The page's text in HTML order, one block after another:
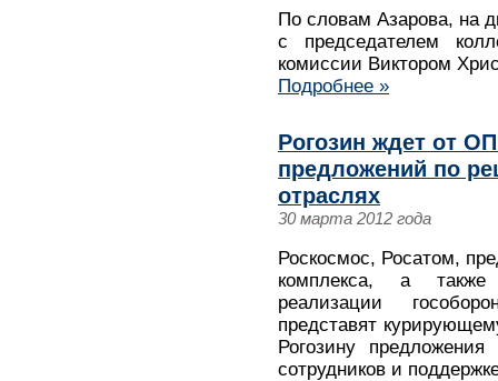
По словам Азарова, на
с председателем
комиссии Виктором
Подробнее »
Рогозин ждет от
предложений по
отраслях
30 марта 2012 года
Роскосмос, Росатом,
комплекса, а также
реализации
представят
Рогозину
сотрудников и